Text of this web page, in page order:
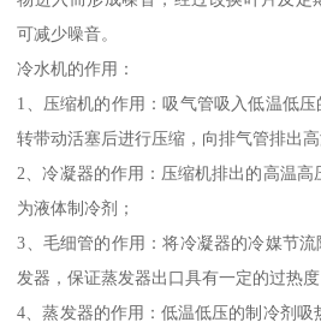
可减少噪音。
冷水机的作用：
1、压缩机的作用：吸气管吸入低温低
转带动活塞后进行压缩，向排气管排出高
2、冷凝器的作用：压缩机排出的高温
为液体制冷剂；
3、毛细管的作用：将冷凝器的冷媒节
发器，保证蒸发器出口具有一定的过热
4、蒸发器的作用：低温低压的制冷剂